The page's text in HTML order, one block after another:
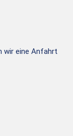
wir eine Anfahrt